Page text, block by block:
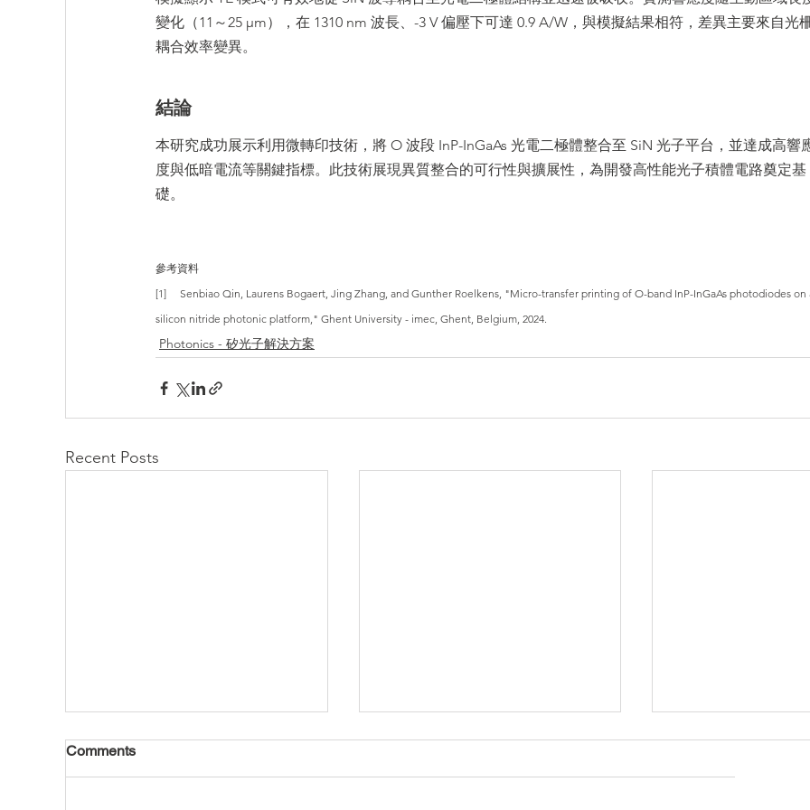
變化（11～25 μm），在 1310 nm 波長、-3 V 偏壓下可達 0.9 A/W，與模擬結果相符，差異主要來自光
耦合效率變異。
結論
本研究成功展示利用微轉印技術，將 O 波段 InP-InGaAs 光電二極體整合至 SiN 光子平台，並達成高響
度與低暗電流等關鍵指標。此技術展現異質整合的可行性與擴展性，為開發高性能光子積體電路奠定基
礎。
參考資料
[1]     Senbiao Qin, Laurens Bogaert, Jing Zhang, and Gunther Roelkens, "Micro-transfer printing of O-band InP-InGaAs photodiodes on
silicon nitride photonic platform," Ghent University - imec, Ghent, Belgium, 2024.
Photonics - 矽光子解決方案
Recent Posts
Comments